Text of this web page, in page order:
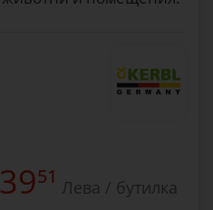
3951 Лева / бутилка